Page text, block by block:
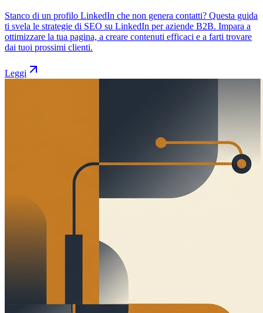
Stanco di un profilo LinkedIn che non genera contatti? Questa guida
ti svela le strategie di SEO su LinkedIn per aziende B2B. Impara a
ottimizzare la tua pagina, a creare contenuti efficaci e a farti trovare
dai tuoi prossimi clienti.
Leggi